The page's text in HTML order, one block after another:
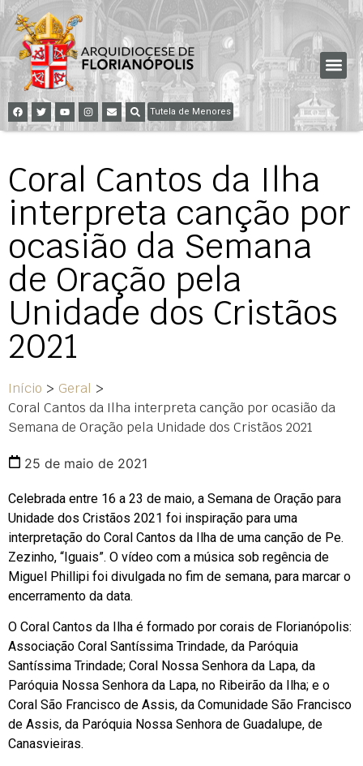
Tutela de Menores
Coral Cantos da Ilha
interpreta canção por
ocasião da Semana
de Oração pela
Unidade dos Cristãos
2021
Início > Geral >
Coral Cantos da Ilha interpreta canção por ocasião da
Semana de Oração pela Unidade dos Cristãos 2021
25 de maio de 2021
Celebrada entre 16 a 23 de maio, a Semana de Oração para
Unidade dos Cristãos 2021 foi inspiração para uma
interpretação do Coral Cantos da Ilha de uma canção de Pe.
Zezinho, “Iguais”. O vídeo com a música sob regência de
Miguel Phillipi foi divulgada no fim de semana, para marcar o
encerramento da data.
O Coral Cantos da Ilha é formado por corais de Florianópolis:
Associação Coral Santíssima Trindade, da Paróquia
Santíssima Trindade; Coral Nossa Senhora da Lapa, da
Paróquia Nossa Senhora da Lapa, no Ribeirão da Ilha; e o
Coral São Francisco de Assis, da Comunidade São Francisco
de Assis, da Paróquia Nossa Senhora de Guadalupe, de
Canasvieiras.